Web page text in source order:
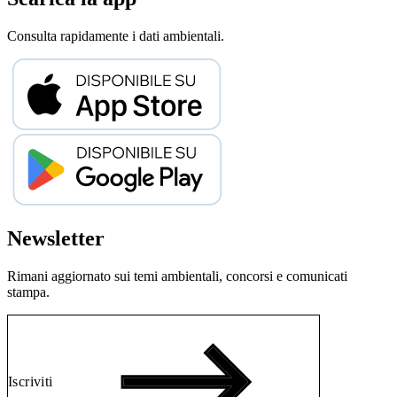
Consulta rapidamente i dati ambientali.
Newsletter
Rimani aggiornato sui temi ambientali, concorsi e comunicati
stampa.
Iscriviti